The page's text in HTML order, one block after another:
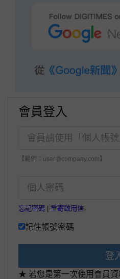
會員登入
【範例：user@company.com】
忘記密碼 重寄啟用信
記住帳號密碼
登
★ 若您是第一次使用會員資